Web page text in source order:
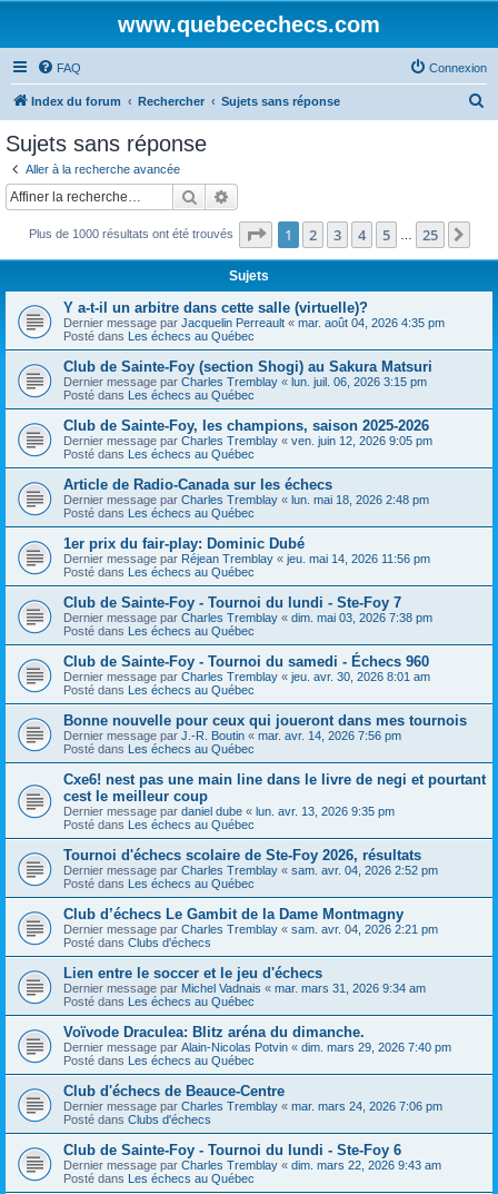
www.quebecechecs.com
FAQ Connexion
Index du forum Rechercher Sujets sans réponse
c
Sujets sans réponse
Aller à la recherche avancée
Rechercher
Plus de 1000 résultats ont été trouvés Page 1sur25
1 2 3 4 5 25
Sujets
Y a-t-il un arbitre dans cette salle (virtuelle)?
Dernier message par Jacquelin Perreault « mar. août 04, 2026 4:35 pm
Posté dans Les échecs au Québec
Club de Sainte-Foy (section Shogi) au Sakura Matsuri
Dernier message par Charles Tremblay « lun. juil. 06, 2026 3:15 pm
Posté dans Les échecs au Québec
Club de Sainte-Foy, les champions, saison 2025-2026
Dernier message par Charles Tremblay « ven. juin 12, 2026 9:05 pm
Posté dans Les échecs au Québec
Article de Radio-Canada sur les échecs
Dernier message par Charles Tremblay « lun. mai 18, 2026 2:48 pm
Posté dans Les échecs au Québec
1er prix du fair-play: Dominic Dubé
Dernier message par Réjean Tremblay « jeu. mai 14, 2026 11:56 pm
Posté dans Les échecs au Québec
Club de Sainte-Foy - Tournoi du lundi - Ste-Foy 7
Dernier message par Charles Tremblay « dim. mai 03, 2026 7:38 pm
Posté dans Les échecs au Québec
Club de Sainte-Foy - Tournoi du samedi - Échecs 960
Dernier message par Charles Tremblay « jeu. avr. 30, 2026 8:01 am
Posté dans Les échecs au Québec
Bonne nouvelle pour ceux qui joueront dans mes tournois
Dernier message par J.-R. Boutin « mar. avr. 14, 2026 7:56 pm
Posté dans Les échecs au Québec
Cxe6! nest pas une main line dans le livre de negi et pourtant
cest le meilleur coup
Dernier message par daniel dube « lun. avr. 13, 2026 9:35 pm
Posté dans Les échecs au Québec
Tournoi d'échecs scolaire de Ste-Foy 2026, résultats
Dernier message par Charles Tremblay « sam. avr. 04, 2026 2:52 pm
Posté dans Les échecs au Québec
Club d’échecs Le Gambit de la Dame Montmagny
Dernier message par Charles Tremblay « sam. avr. 04, 2026 2:21 pm
Posté dans Clubs d'échecs
Lien entre le soccer et le jeu d'échecs
Dernier message par Michel Vadnais « mar. mars 31, 2026 9:34 am
Posté dans Les échecs au Québec
Voïvode Draculea: Blitz aréna du dimanche.
Dernier message par Alain-Nicolas Potvin « dim. mars 29, 2026 7:40 pm
Posté dans Les échecs au Québec
Club d'échecs de Beauce-Centre
Dernier message par Charles Tremblay « mar. mars 24, 2026 7:06 pm
Posté dans Clubs d'échecs
Club de Sainte-Foy - Tournoi du lundi - Ste-Foy 6
Dernier message par Charles Tremblay « dim. mars 22, 2026 9:43 am
Posté dans Les échecs au Québec